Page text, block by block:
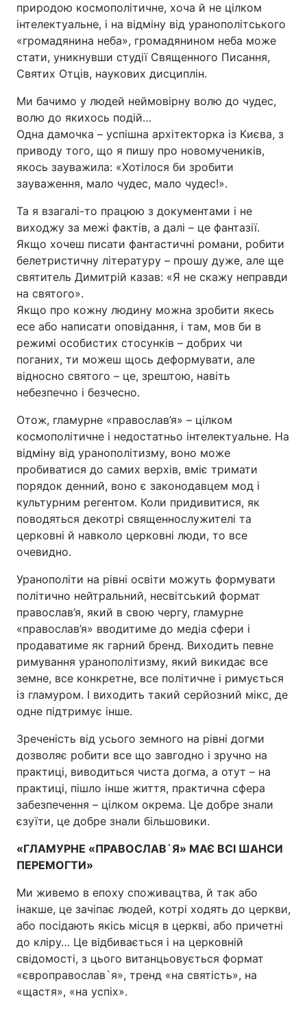
природою космополітичне, хоча й не цілком
інтелектуальне, і на відміну від уранополітського
«громадянина неба», громадянином неба може
стати, уникнувши студії Священного Писання,
Святих Отців, наукових дисциплін.
Ми бачимо у людей неймовірну волю до чудес,
волю до якихось подій…
Одна дамочка – успішна архітекторка із Києва, з
приводу того, що я пишу про новомучеників,
якось зауважила: «Хотілося би зробити
зауваження, мало чудес, мало чудес!».
Та я взагалі-то працюю з документами і не
виходжу за межі фактів, а далі – це фантазії.
Якщо хочеш писати фантастичні романи, робити
белетристичну літературу – прошу дуже, але ще
святитель Димитрій казав: «Я не скажу неправди
на святого».
Якщо про кожну людину можна зробити якесь
есе або написати оповідання, і там, мов би в
режимі особистих стосунків – добрих чи
поганих, ти можеш щось деформувати, але
відносно святого – це, зрештою, навіть
небезпечно і безчесно.
Отож, гламурне «православ’я» – цілком
космополітичне і недостатньо інтелектуальне. На
відміну від уранополітизму, воно може
пробиватися до самих верхів, вміє тримати
порядок денний, воно є законодавцем мод і
культурним регентом. Коли придивитися, як
поводяться декотрі священнослужителі та
церковні й навколо церковні люди, то все
очевидно.
Уранополіти на рівні освіти можуть формувати
політично нейтральний, несвітський формат
православ’я, який в свою чергу, гламурне
«православ’я» вводитиме до медіа сфери і
продаватиме як гарний бренд. Виходить певне
римування уранополітизму, який викидає все
земне, все конкретне, все політичне і римується
із гламуром. І виходить такий серйозний мікс, де
одне підтримує інше.
Зреченість від усього земного на рівні догми
дозволяє робити все що завгодно і зручно на
практиці, виводиться чиста догма, а отут – на
практиці, пішло інше життя, практична сфера
забезпечення – цілком окрема. Це добре знали
єзуїти, це добре знали більшовики.
«ГЛАМУРНЕ «ПРАВОСЛАВ`Я» МАЄ ВСІ ШАНСИ
ПЕРЕМОГТИ»
Ми живемо в епоху споживацтва, й так або
інакше, це зачіпає людей, котрі ходять до церкви,
або посідають якісь місця в церкві, або причетні
до кліру… Це відбивається і на церковній
свідомості, з цього витанцьовується формат
«європравослав`я», тренд «на святість», на
«щастя», «на успіх».